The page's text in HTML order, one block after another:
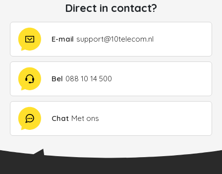
Direct in contact?
E-mail support@10telecom.nl
Bel 088 10 14 500
Chat Met ons